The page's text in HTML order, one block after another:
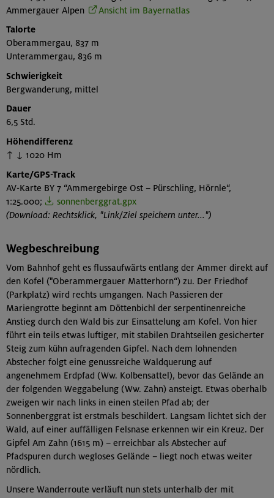
Ammergauer Alpen
Ansicht im Bayernatlas
Talorte
Oberammergau, 837 m
Unterammergau, 836 m
Schwierigkeit
Bergwanderung, mittel
Dauer
6,5 Std.
Höhendifferenz
↑ ↓ 1020 Hm
Karte/GPS-Track
AV-Karte BY 7 “Ammergebirge Ost – Pürschling, Hörnle“,
1:25.000;
sonnenberggrat.gpx
(Download: Rechtsklick, "Link/Ziel speichern unter...")
Wegbeschreibung
Vom Bahnhof geht es flussaufwärts entlang der Ammer direkt auf
den Kofel ("Oberammergauer Matterhorn“) zu. Der Friedhof
(Parkplatz) wird rechts umgangen. Nach Passieren der
Mariengrotte beginnt am Döttenbichl der serpentinenreiche
Anstieg durch den Wald bis zur Einsattelung am Kofel. Von hier
führt ein teils etwas luftiger, mit stabilen Drahtseilen gesicherter
Steig zum kühn aufragenden Gipfel. Nach dem lohnenden
Abstecher folgt eine genussreiche Waldquerung auf
angenehmem Erdpfad (Ww. Kolbensattel), bevor das Gelände an
der folgenden Weggabelung (Ww. Zahn) ansteigt. Etwas oberhalb
zweigen wir nach links in einen steilen Pfad ab; der
Sonnenberggrat ist erstmals beschildert. Langsam lichtet sich der
Wald, auf einer auffälligen Felsnase erkennen wir ein Kreuz. Der
Gipfel Am Zahn (1615 m) – erreichbar als Abstecher auf
Pfadspuren durch wegloses Gelände – liegt noch etwas weiter
nördlich.
Unsere Wanderroute verläuft nun stets unterhalb der mit